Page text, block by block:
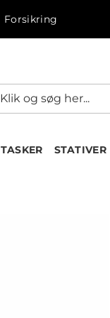
Forsikring
TASKER STATIVER